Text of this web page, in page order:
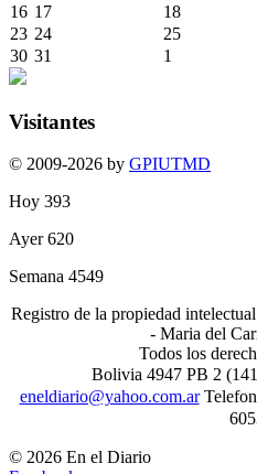
16 17 18
23 24 25
30 31 1
Visitantes
© 2009-2026 by GPIUTMD
Hoy 393
Ayer620
Semana 4549
Registro de la propiedad
- Maria del
Todos los
Bolivia 4947 PB 2
eneldiario@yahoo.com.ar
© 2026 En el Diario